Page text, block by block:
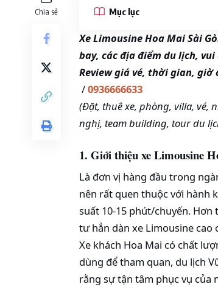
Chia sẻ Mục lục
Xe Limousine Hoa Mai Sài
bay, các địa điểm du lịch,
Review giá vé, thời gian,
/0936666633
(Đặt, thuê xe, phòng, villa, vé,
nghị, team building, tour du
1. Giới thiệu xe Limousine
Là đơn vị hàng đầu trong
nên rất quen thuộc với hành
suất 10-15 phút/chuyến.
tư hẳn dàn xe Limousine cao
Xe khách Hoa Mai có chất
dùng để tham quan, du lịch
rằng sự tận tâm phục vụ của